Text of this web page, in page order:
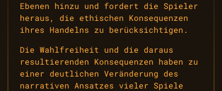
Ebenen hinzu und fordert die Spieler
heraus, die ethischen Konsequenzen
ihres Handelns zu berücksichtigen.
Die Wahlfreiheit und die daraus
resultierenden Konsequenzen haben zu
einer deutlichen Veränderung des
narrativen Ansatzes vieler Spiele